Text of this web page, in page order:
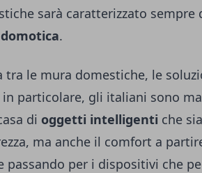
sarà caratterizzato sempre
domotica.
tra le mura domestiche, le
particolare, gli italiani sono
di oggetti intelligenti che
ma anche il comfort a
passando per i dispositivi che